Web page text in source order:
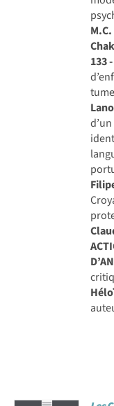
133 -